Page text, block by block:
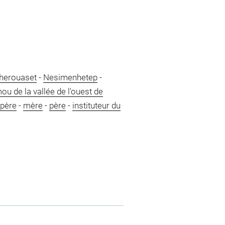
- Nesimenhetep-
de la vallée de l'ouest de
- mère- père- instituteur du